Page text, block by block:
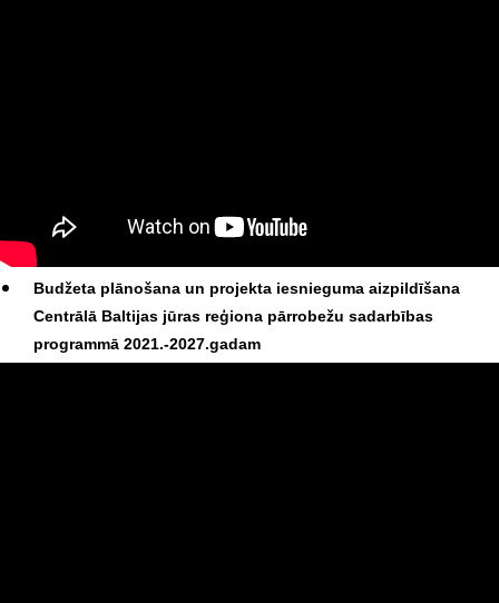
Budžeta plānošana un projekta iesnieguma aizpildīšana
Centrālā Baltijas jūras reģiona pārrobežu sadarbības
programmā 2021.-2027.gadam